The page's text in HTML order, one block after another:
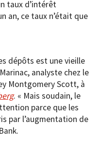
taux d’intérêt
an, ce taux n’était que
dépôts est une vieille
analyste chez le
Montgomery Scott, à
. « Mais soudain, le
parce que les
par l’augmentation de